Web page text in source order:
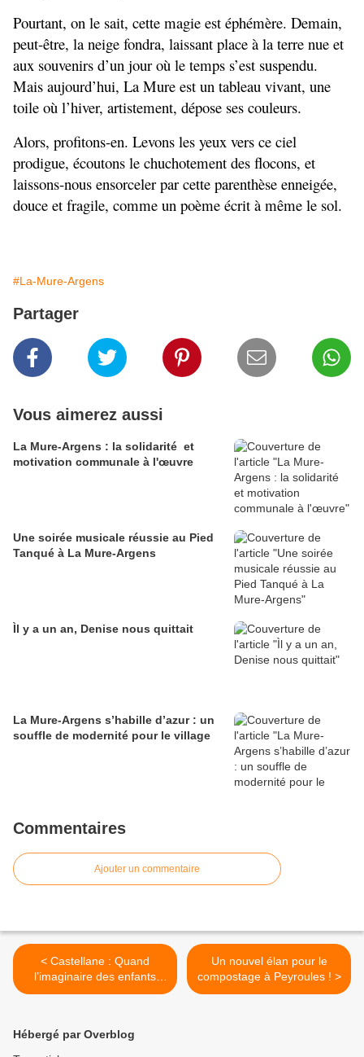
Pourtant, on le sait, cette magie est éphémère. Demain,
peut-être, la neige fondra, laissant place à la terre nue et
aux souvenirs d’un jour où le temps s’est suspendu.
Mais aujourd’hui, La Mure est un tableau vivant, une
toile où l’hiver, artistement, dépose ses couleurs.
Alors, profitons-en. Levons les yeux vers ce ciel
prodigue, écoutons le chuchotement des flocons, et
laissons-nous ensorceler par cette parenthèse enneigée,
douce et fragile, comme un poème écrit à même le sol.
#La-Mure-Argens
Partager
Vous aimerez aussi
La Mure-Argens : la solidarité et
motivation communale à l'œuvre
Une soirée musicale réussie au Pied
Tanqué à La Mure-Argens
Ìl y a un an, Denise nous quittait
La Mure-Argens s’habille d’azur : un
souffle de modernité pour le village
Commentaires
Ajouter un commentaire
< Castellane : Quand
l’imaginaire des enfants
illumine la carte de vœux
Un nouvel élan pour le
compostage à Peyroules ! >
Hébergé par Overblog